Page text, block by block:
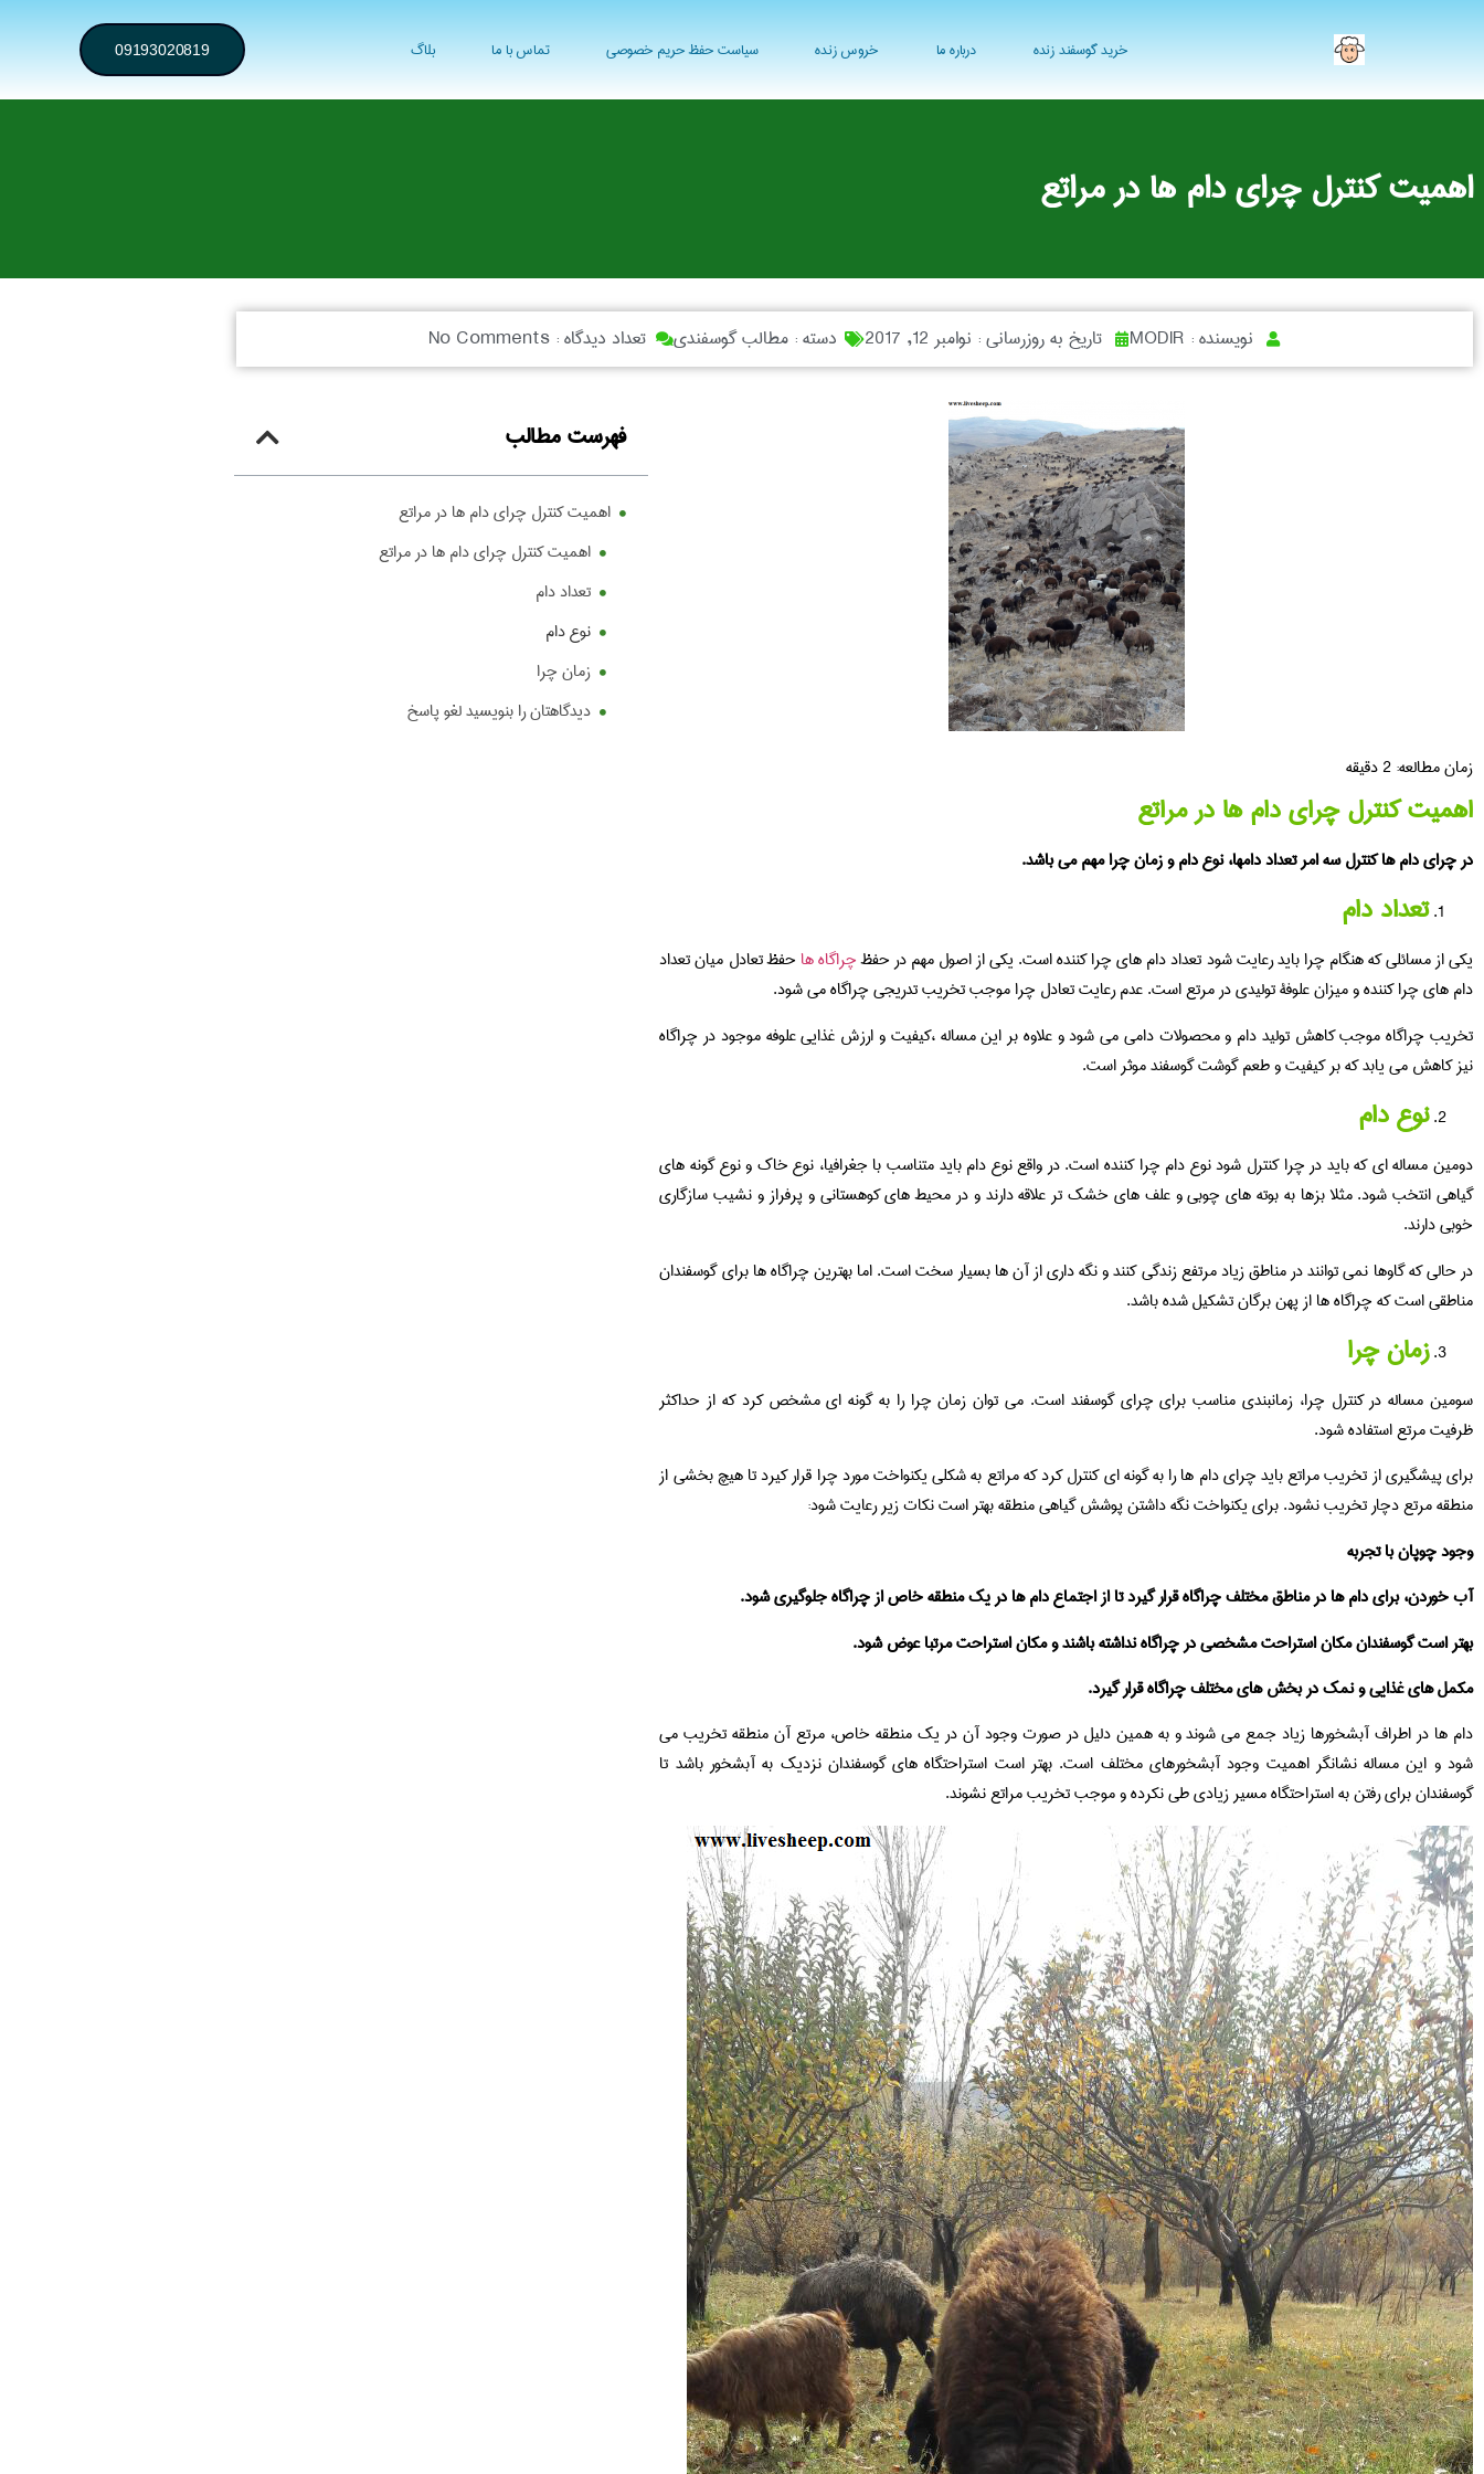
خرید گوسفند زنده درباره ما خروس زنده سیاست حفظ حریم خصوصی تماس با ما بلاگ 09193020819
اهمیت کنترل چرای دام ها در مراتع
نویسنده : تاریخ به روزرسانی : نوامبر 12, 2017 دسته : مطالب گوسفندی تعداد دیدگاه : No Comments
زمان مطالعه:2دقیقه
اهمیت کنترل چرای دام ها در مراتع
در چرای دام ها کنترل سه امر تعداد دامها، نوع دام و زمان چرا مهم می باشد.
تعداد دام
یکی از مسائلی که هنگام چرا باید رعایت شود تعداد دام های چرا کننده است. یکی از اصول مهم در حفظچراگاه هاحفظ تعادل میان تعداد
دام های چرا کننده و میزان علوفۀ تولیدی در مرتع است. عدم رعایت تعادل چرا موجب تخریب تدریجی چراگاه می شود.
تخریب چراگاه موجب کاهش تولید دام و محصولات دامی می شود و علاوه بر این مساله ،کیفیت و ارزش غذایی علوفه موجود در چراگاه
نیز کاهش می یابد که بر کیفیت و طعم گوشت گوسفند موثر است.
نوع دام
دومین مساله ای که باید در چرا کنترل شود نوع دام چرا کننده است. در واقع نوع دام باید متناسب با جغرافیا، نوع خاک و نوع گونه های
گیاهی انتخب شود. مثلا بزها به بوته های چوبی و علف های خشک تر علاقه دارند و در محیط های کوهستانی و پرفراز و نشیب سازگاری
خوبی دارند.
در حالی که گاوها نمی توانند در مناطق زیاد مرتفع زندگی کنند و نگه داری از آن ها بسیار سخت است. اما بهترین چراگاه ها برای گوسفندان
مناطقی است که چراگاه ها از پهن برگان تشکیل شده باشد.
زمان چرا
سومین مساله در کنترل چرا، زمانبندی مناسب برای چرای گوسفند است. می توان زمان چرا را به گونه ای مشخص کرد که از حداکثر
ظرفیت مرتع استفاده شود.
برای پیشگیری از تخریب مراتع باید چرای دام ها را به گونه ای کنترل کرد که مراتع به شکلی یکنواخت مورد چرا قرار کیرد تا هیچ بخشی از
منطقه مرتع دچار تخریب نشود. برای یکنواخت نگه داشتن پوشش گیاهی منطقه بهتر است نکات زیر رعایت شود:
وجود چوپان با تجربه
آب خوردن، برای دام ها در مناطق مختلف چراگاه قرار گیرد تا از اجتماع دام ها در یک منطقه خاص از چراگاه جلوگیری شود.
بهتر است گوسفندان مکان استراحت مشخصی در چراگاه نداشته باشند و مکان استراحت مرتبا عوض شود.
مکمل های غذایی و نمک در بخش های مختلف چراگاه قرار گیرد.
دام ها در اطراف آبشخورها زیاد جمع می شوند و به همین دلیل در صورت وجود آن در یک منطقه خاص، مرتع آن منطقه تخریب می
شود و این مساله نشانگر اهمیت وجود آبشخورهای مختلف است. بهتر است استراحتگاه های گوسفندان نزدیک به آبشخور باشد تا
گوسفندان برای رفتن به استراحتگاه مسیر زیادی طی نکرده و موجب تخریب مراتع نشوند.
فهرست مطالب
اهمیت کنترل چرای دام ها در مراتع
اهمیت کنترل چرای دام ها در مراتع
تعداد دام
نوع دام
زمان چرا
دیدگاهتان را بنویسید لغو پاسخ